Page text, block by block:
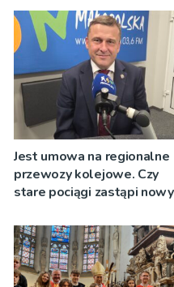
Jest umowa na regionalne
przewozy kolejowe. Czy
stare pociągi zastąpi nowy